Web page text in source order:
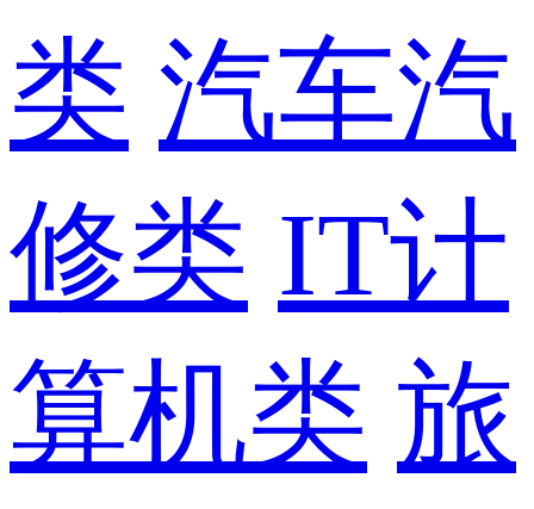
类 汽车汽
修类 IT计
算机类 旅